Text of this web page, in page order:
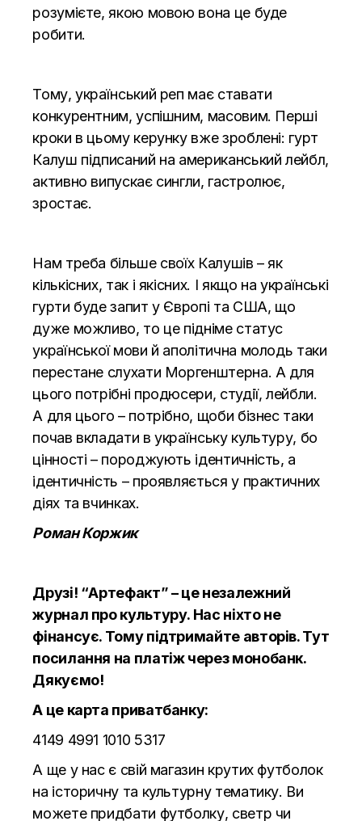
розумієте, якою мовою вона це буде
робити.
Тому, український реп має ставати
конкурентним, успішним, масовим. Перші
кроки в цьому керунку вже зроблені: гурт
Калуш підписаний на американський лейбл,
активно випускає сингли, гастролює,
зростає.
Нам треба більше своїх Калушів – як
кількісних, так і якісних. І якщо на українські
гурти буде запит у Європі та США, що
дуже можливо, то це підніме статус
української мови й аполітична молодь таки
перестане слухати Моргенштерна. А для
цього потрібні продюсери, студії, лейбли.
А для цього – потрібно, щоби бізнес таки
почав вкладати в українську культуру, бо
цінності – породжують ідентичність, а
ідентичність – проявляється у практичних
діях та вчинках.
Роман Коржик
Друзі! “Артефакт” – це незалежний
журнал про культуру. Нас ніхто не
фінансує. Тому підтримайте авторів.Тут
посилання на платіж через монобанк.
Дякуємо!
А це карта приватбанку:
4149 4991 1010 5317
А ще у нас є свій магазин крутих футболок
на історичну та культурну тематику. Ви
можете придбати футболку, светр чи